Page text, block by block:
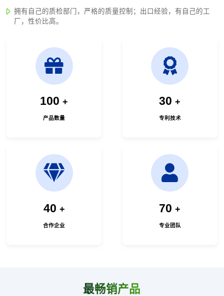
拥有自己的质检部门，严格的质量控制；出口经验，有自己的工
厂，性价比高。
100 +
产品数量
30 +
专利技术
40 +
合作企业
70 +
专业团队
最畅销产品